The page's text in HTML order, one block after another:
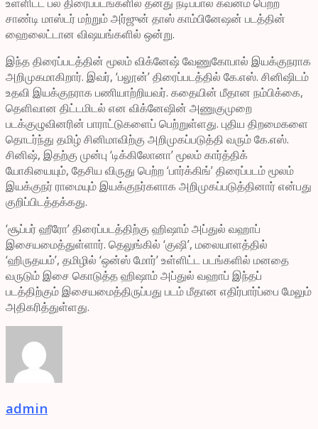
சாண்டி மாஸ்டர் மற்றும் அர்ஜுன் தாஸ் காம்பினேஷன் படத்தின்
ஹைலைட்டான விஷயங்களில் ஒன்று.
இந்த திரைப்படத்தின் மூலம் விக்னேஷ் வேணுகோபால் இயக்குநராக
அறிமுகமாகிறார். இவர், ‘பலூன்’ திரைப்படத்தில் கே.எஸ். சினிஷிடம்
உதவி இயக்குநராக பணியாற்றியவர். கதையின் மீதான நம்பிக்கை,
தெளிவான திட்டமிடல் என விக்னேஷின் அணுகுமுறை
படக்குழுவினரின் பாராட்டுகளைப் பெற்றுள்ளது. புதிய திறமைகளை
தொடர்ந்து தமிழ் சினிமாவிற்கு அறிமுகப்படுத்தி வரும் கே.எஸ்.
சினிஷ், இதற்கு முன்பு ‘டிக்கிலோனா’ மூலம் கார்த்திக்
யோகியையும், தேசிய விருது பெற்ற ‘பார்க்கிங்’ திரைப்படம் மூலம்
இயக்குநர் ராமையும் இயக்குநர்களாக அறிமுகப்படுத்தினார் என்பது
குறிப்பிடத்தக்கது.
‘சூப்பர் ஹீரோ’ திரைப்படத்திற்கு ஹிஷாம் அப்துல் வஹாப்
இசையமைத்துள்ளார். தெலுங்கில் ‘குஷி’, மலையாளத்தில்
‘ஹிருதயம்’, தமிழில் ‘ஒன்ஸ் மோர்’ உள்ளிட்ட படங்களில் மனதை
வருடும் இசை கொடுத்த ஹிஷாம் அப்துல் வஹாப் இந்தப்
படத்திற்கும் இசையமைத்திருப்பது படம் மீதான எதிர்பார்ப்பை மேலும்
அதிகரித்துள்ளது.
admin